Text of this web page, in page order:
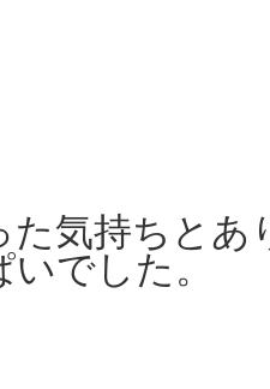
た気持ちとあ
でした。